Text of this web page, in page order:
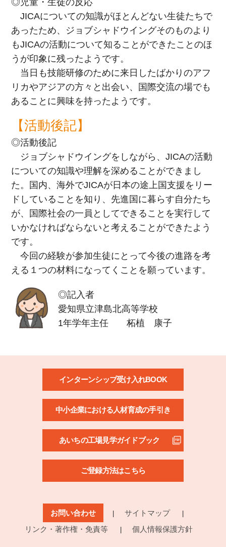
JICAについての知識がほとんどない生徒たちで
あったため、ジョブシャドウイングそのものより
もJICAの活動について知ることができたことのほ
うが印象に残ったようです。
当日も技能研修のために来日したばかりのアフ
リカやアジアの方々と出会い、国際交流の場でも
あることに興味を持ったようです。
【活動後記】
◎活動後記
ジョブシャドウイングをしながら、JICAの活動
についての知識や理解を深めることができまし
た。国内、海外でJICAが日本の途上国支援をリー
ドしていることを知り、先進国に暮らす自分たち
が、国際社会の一員としてできることを実行して
いかなければならないと考えることができたよう
です。
今回の経験が参加生徒にとって今後の進路を考
える１つの材料になってくことを願っています。
◎記入者
愛知県立津島北高等学校
1年学年主任 柘植 康子
インターンシップ受け入れBOOK
中小企業における人材育成の手引き
あいちの工場見学ガイドブック
ご登録方法はこちら
お問い合わせ
サイトマップ
リンク・著作権・免責等
個人情報保護方針